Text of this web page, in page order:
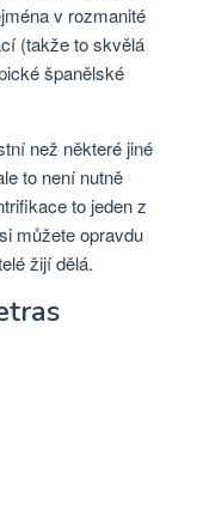
v rozmanité
(takže to skvělá
španělské
než některé jiné
to není nutně
to jeden z
můžete opravdu
žijí dělá.